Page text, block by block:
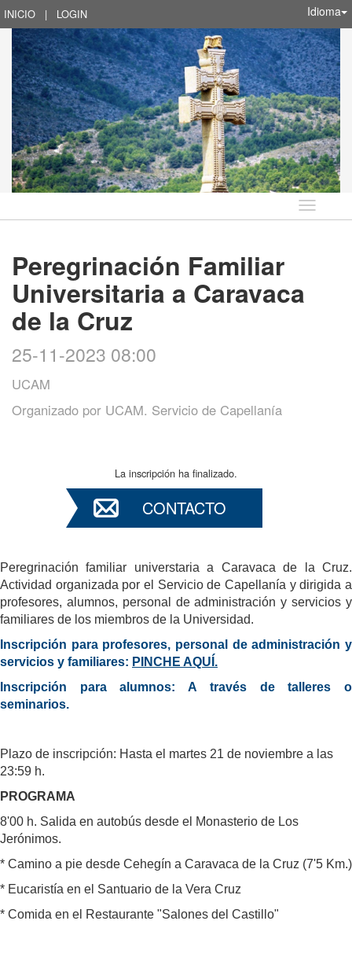
INICIO | LOGIN Idioma
Idioma
Peregrinación Familiar
Universitaria a Caravaca
de la Cruz
25-11-2023 08:00
UCAM
Organizado por UCAM. Servicio de Capellanía
La inscripción ha finalizado.
CONTACTO
Peregrinación familiar universtaria a Caravaca de la Cruz.
Actividad organizada por el Servicio de Capellanía y dirigida a
profesores, alumnos, personal de administración y servicios y
familiares de los miembros de la Universidad.
Inscripción para profesores, personal de administración y
servicios y familiares: PINCHE AQUÍ.
Inscripción para alumnos: A través de talleres o
seminarios.
Plazo de inscripción: Hasta el martes 21 de noviembre a las
23:59 h.
PROGRAMA
8'00 h. Salida en autobús desde el Monasterio de Los
Jerónimos.
* Camino a pie desde Cehegín a Caravaca de la Cruz (7'5 Km.)
* Eucaristía en el Santuario de la Vera Cruz
* Comida en el Restaurante "Salones del Castillo"